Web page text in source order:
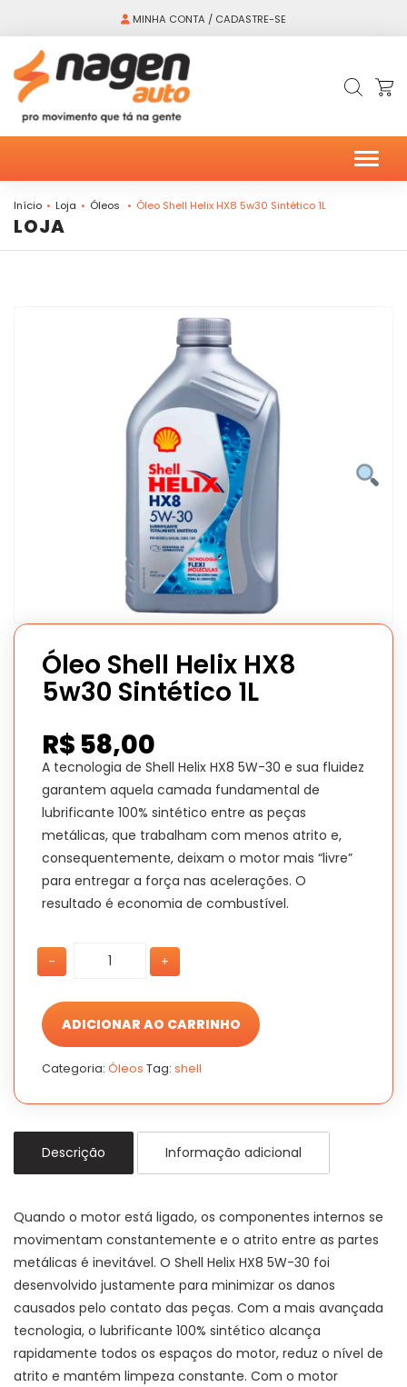
MINHA CONTA / CADASTRE-SE
Início Loja Óleos Óleo Shell Helix HX8 5w30 Sintético 1L
LOJA
Óleo Shell Helix HX8
5w30 Sintético 1L
R$ 58,00
A tecnologia de Shell Helix HX8 5W-30 e sua fluidez
garantem aquela camada fundamental de
lubrificante 100% sintético entre as peças
metálicas, que trabalham com menos atrito e,
consequentemente, deixam o motor mais “livre”
para entregar a força nas acelerações. O
resultado é economia de combustível.
Óleo
Shell
HX8
5w30
Sintético
1L
quantidade
Óleo
Shell
HX8
5w30
Sintético
1L
quantidade
+
-
ADICIONAR AO CARRINHO
Categoria: Óleos Tag: shell
Descrição Informação adicional
Quando o motor está ligado, os componentes internos se
movimentam constantemente e o atrito entre as partes
metálicas é inevitável. O Shell Helix HX8 5W-30 foi
desenvolvido justamente para minimizar os danos
causados pelo contato das peças. Com a mais avançada
tecnologia, o lubrificante 100% sintético alcança
rapidamente todos os espaços do motor, reduz o nível de
atrito e mantém limpeza constante. Com o motor